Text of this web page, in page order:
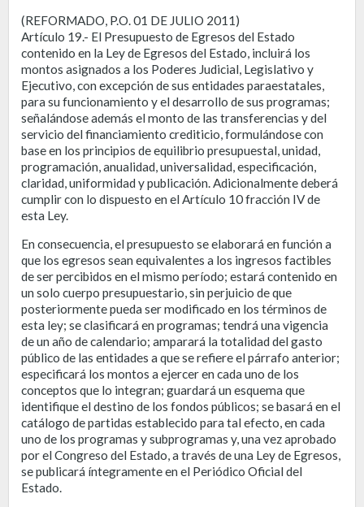
(REFORMADO, P.O. 01 DE JULIO 2011)
Artículo 19.- El Presupuesto de Egresos del Estado
contenido en la Ley de Egresos del Estado, incluirá los
montos asignados a los Poderes Judicial, Legislativo y
Ejecutivo, con excepción de sus entidades paraestatales,
para su funcionamiento y el desarrollo de sus programas;
señalándose además el monto de las transferencias y del
servicio del financiamiento crediticio, formulándose con
base en los principios de equilibrio presupuestal, unidad,
programación, anualidad, universalidad, especificación,
claridad, uniformidad y publicación. Adicionalmente deberá
cumplir con lo dispuesto en el Artículo 10 fracción IV de
esta Ley.
En consecuencia, el presupuesto se elaborará en función a
que los egresos sean equivalentes a los ingresos factibles
de ser percibidos en el mismo período; estará contenido en
un solo cuerpo presupuestario, sin perjuicio de que
posteriormente pueda ser modificado en los términos de
esta ley; se clasificará en programas; tendrá una vigencia
de un año de calendario; amparará la totalidad del gasto
público de las entidades a que se refiere el párrafo anterior;
especificará los montos a ejercer en cada uno de los
conceptos que lo integran; guardará un esquema que
identifique el destino de los fondos públicos; se basará en el
catálogo de partidas establecido para tal efecto, en cada
uno de los programas y subprogramas y, una vez aprobado
por el Congreso del Estado, a través de una Ley de Egresos,
se publicará íntegramente en el Periódico Oficial del
Estado.